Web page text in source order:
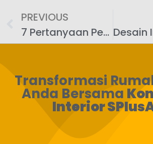
PREVIOUS
7 Pertanyaan Penting Sebelum Memilih Kontraktor Interior Kantor di Jakarta
Transformasi
Anda Bersama
Interior